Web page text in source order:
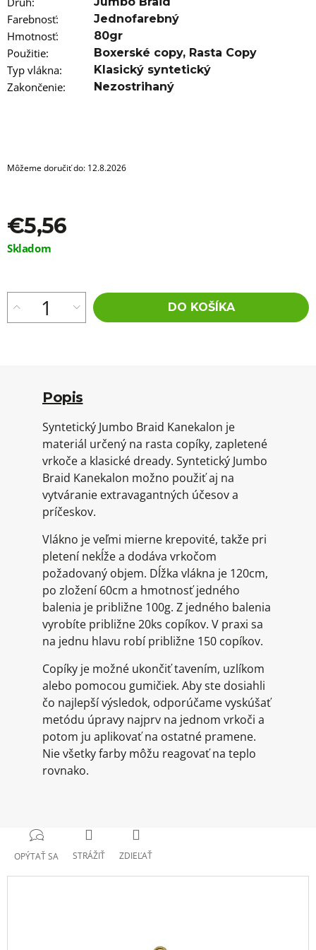
Farebnosť: Jednofarebný
Hmotnosť: 80gr
Použitie: Boxerské copy, Rasta Copy
Typ vlákna: Klasický syntetický
Zakončenie: Nezostrihaný
Môžeme doručiť do: 12.8.2026
€5,56
Jednotková
Skladom
DO KOŠÍKA
Popis
Syntetický Jumbo Braid Kanekalon je
materiál určený na rasta copíky, zapletené
vrkoče a klasické dready. Syntetický Jumbo
Braid Kanekalon možno použiť aj na
vytváranie extravagantných účesov a
príčeskov.
Vlákno je veľmi mierne krepovité, takže pri
pletení nekĺže a dodáva vrkočom
požadovaný objem. Dĺžka vlákna je 120cm,
po zložení 60cm a hmotnosť jedného
balenia je približne 100g. Z jedného balenia
vyrobíte približne 20ks copíkov. V praxi sa
na jednu hlavu robí približne 150 copíkov.
Copíky je možné ukončiť tavením, uzlíkom
alebo pomocou gumičiek. Aby ste dosiahli
čo najlepší výsledok, odporúčame vyskúšať
metódu úpravy najprv na jednom vrkoči a
potom ju aplikovať na ostatné pramene.
Nie všetky farby môžu reagovať na teplo
rovnako.
OPÝTAŤ SA STRÁŽIŤ ZDIEĽAŤ
m
e
100%
EZ
KANEKALON
73